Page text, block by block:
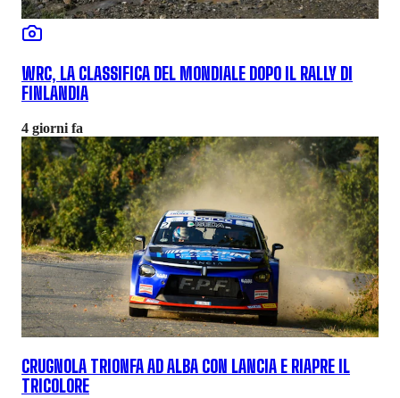
WRC, LA CLASSIFICA DEL MONDIALE DOPO IL RALLY DI
FINLANDIA
4 giorni fa
CRUGNOLA TRIONFA AD ALBA CON LANCIA E RIAPRE IL
TRICOLORE